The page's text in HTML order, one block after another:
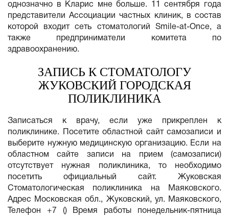
однозначно в Кларис мне больше. 11 сентября года
представители Ассоциации частных клиник, в состав
которой входит сеть стоматологий Smile-at-Once, а
также предприниматели комитета по
здравоохранению.
ЗАПИСЬ К СТОМАТОЛОГУ
ЖУКОВСКИЙ ГОРОДСКАЯ
ПОЛИКЛИНИКА
Записаться к врачу, если уже прикреплен к
поликлинике. Посетите областной сайт самозаписи и
выберите нужную медицинскую организацию. Если на
областном сайте записи на прием (самозаписи)
отсутствует нужная поликлиника, то необходимо
посетить официальный сайт. Жуковская
Стоматологическая поликлиника на Маяковского.
Адрес Московская обл., Жуковский, ул. Маяковского,
Телефон +7 () Время работы понедельник-пятница